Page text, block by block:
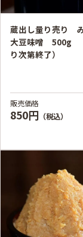
蔵出し量り売り
大豆味噌 500g
り次第終了）
販売価格
850円 （税込）